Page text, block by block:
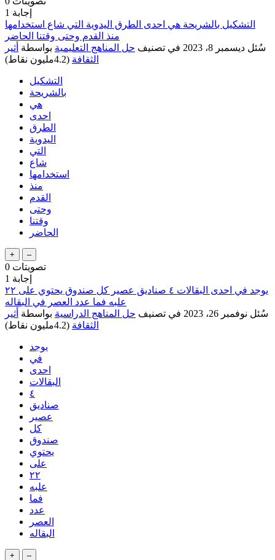
1 إجابة
التشكيل بالشريحة هي احدى الطرق اليدوية التي شاع استخدامها
منذ القدم وحتى وقتنا الحاضر
سُئل ديسمبر 8، 2023 في تصنيف حل المناهج التعليمية بواسطة أثير
الثقافة (4.2مليون نقاط)
التشكيل
بالشريحة
هي
احدى
الطرق
اليدوية
التي
شاع
استخدامها
منذ
القدم
وحتى
وقتنا
الحاضر
0 تصويتات
1 إجابة
يوجد في احدى البقالات ٤ صناديق عصير كل صندوق يحتوي على ٢٢
علبه فما عدد العصر في البقاله
سُئل نوفمبر 26، 2023 في تصنيف حل المناهج الدراسية بواسطة أثير
الثقافة (4.2مليون نقاط)
يوجد
في
احدى
البقالات
٤
صناديق
عصير
كل
صندوق
يحتوي
على
٢٢
علبه
فما
عدد
العصر
البقاله